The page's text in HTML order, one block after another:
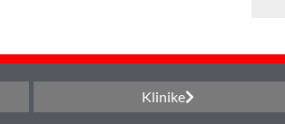
Klinike